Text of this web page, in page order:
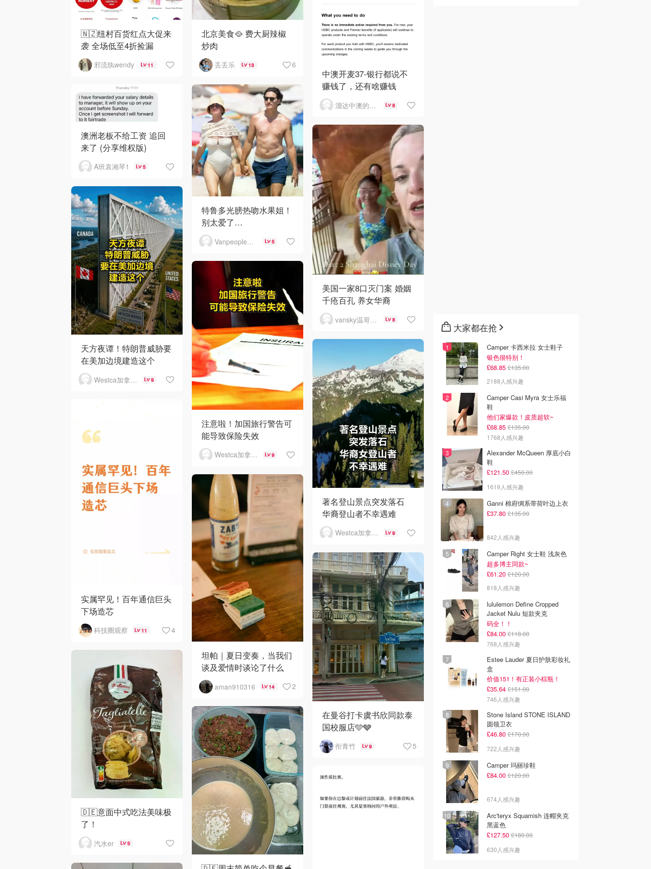
🇳🇿纽村百货红点大促来
袭 全场低至4折捡漏
邪流纨wendy 11
北京美食🥘 费大厨辣椒
炒肉
丢丢乐 13 6
中澳开麦37-银行都说不
赚钱了，还有啥赚钱
溜达中澳的王公子 8
澳洲老板不给工资 追回
来了 (分享维权版)
A班袁湘琴1 5
特鲁多光膀热吻水果姐！
别太爱了…
Vanpeople人在温哥华 5
美国一家8口灭门案 婚姻
千疮百孔 养女华裔
vansky温哥华天空 8
天方夜谭！特朗普威胁要
在美加边境建造这个
Westca加拿大生活 9
注意啦！加国旅行警告可
能导致保险失效
Westca加拿大生活 9
著名登山景点突发落石
华裔登山者不幸遇难
Westca加拿大生活 9
实属罕见！百年通信巨头
下场造芯
科技圈观察 11 4
坦帕｜夏日变奏，当我们
谈及爱情时谈论了什么
aman910316 14 2
在曼谷打卡虞书欣同款泰
国校服店🩵🩶
衔青竹 9 5
🇩🇪意面中式吃法美味极
了！
汽水er 5
大家都在抢
Camper 卡西米拉 女士鞋子
银色很特别！
£68.85 £135.00
2188人感兴趣
Camper Casi Myra 女士乐福
鞋
他们家爆款！皮质超软~
£68.85 £135.00
1768人感兴趣
Alexander McQueen 厚底小白
鞋
£121.50 £450.00
1619人感兴趣
Ganni 棉府绸系带荷叶边上衣
£37.80 £135.00
842人感兴趣
Camper Right 女士鞋 浅灰色
超多博主同款~
£61.20 £120.00
818人感兴趣
lululemon Define Cropped
Jacket Nulu 短款夹克
码全！！
£84.00 £118.00
768人感兴趣
Estee Lauder 夏日护肤彩妆礼
盒
价值151！有正装小棕瓶！
£35.64 £151.00
746人感兴趣
Stone Island STONE ISLAND
圆领卫衣
£46.80 £170.00
722人感兴趣
Camper 玛丽珍鞋
£84.00 £120.00
674人感兴趣
Arc'teryx Squamish 连帽夹克
黑蓝色
£127.50 £180.00
630人感兴趣